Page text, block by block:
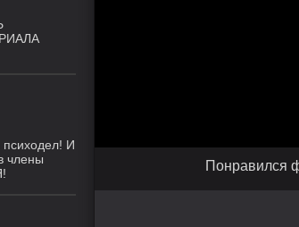
Понравился
психодел! И
члены